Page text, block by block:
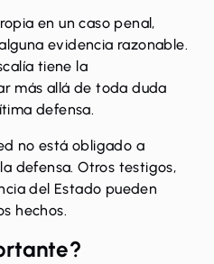
en un caso penal,
evidencia razonable.
tiene la
más allá de toda duda
defensa.
no está obligado a
defensa. Otros testigos,
del Estado pueden
hechos.